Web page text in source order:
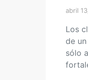
abril
Los
de
sólo